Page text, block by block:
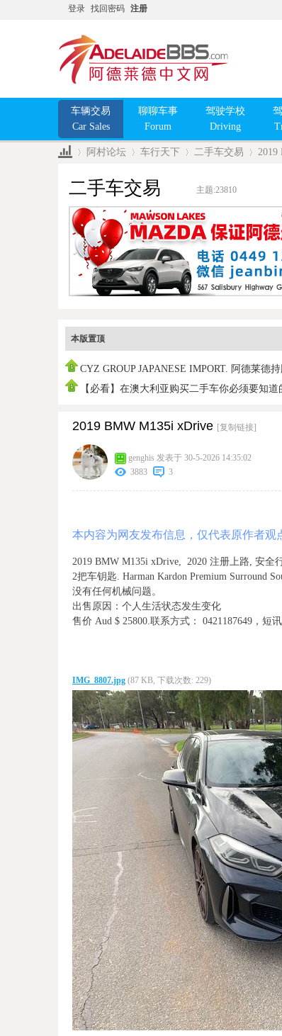
登录 找回密码 注册
车辆交易
Car Sales
聊聊车事
Forum
驾驶学校
Driving
»
阿村论坛
›
车行天下
›
二手车交易 2019
二手车交易 主题:23810
本版置顶
CYZ GROUP JAPANESE IMPORT. 阿德莱德
销商 【必看】在澳大利亚购买二手车你必须要知道
2019 BMW M135i xDrive [复制链接]
genghis 发表于 30-5-2026 14:35:02
3883
3
本内容为网友发布信息，仅代表原作者观
2019 BMW M135i xDrive, 2020 注册上路, 安全
2把车钥匙. Harman Kardon Premium Surround
没有任何机械问题。
出售原因：个人生活状态发生变化
售价 Aud $ 25800.联系方式： 0421187649，短讯
IMG_8807.jpg (87 KB, 下载次数: 229)